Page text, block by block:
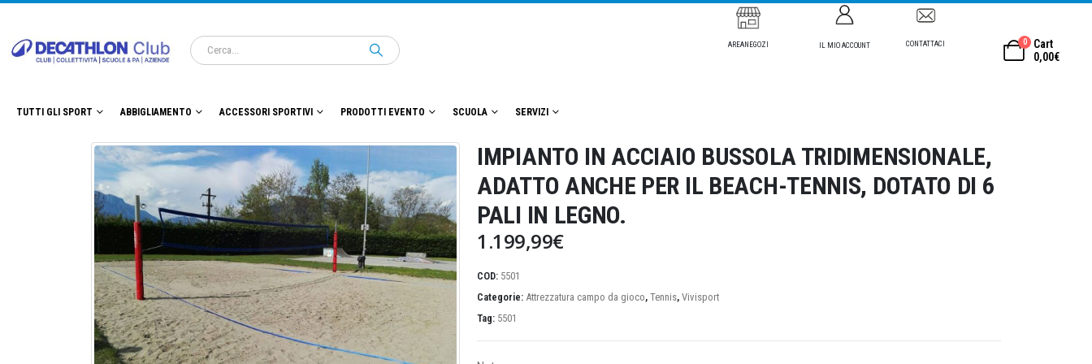
AREANEGOZI IL MIO ACCOUNT CONTATTACI 0
Cart
0,00€
TUTTI GLI SPORT ABBIGLIAMENTO ACCESSORI SPORTIVI PRODOTTI EVENTO SCUOLA SERVIZI
IMPIANTO IN ACCIAIO BUSSOLA TRIDIMENSIONALE,
ADATTO ANCHE PER IL BEACH-TENNIS, DOTATO DI 6
PALI IN LEGNO.
1.199,99€
COD: 5501
Categorie: Attrezzatura campo da gioco, Tennis, Vivisport
Tag: 5501